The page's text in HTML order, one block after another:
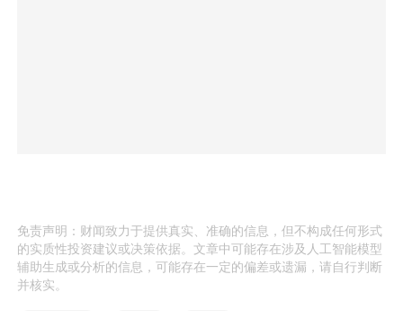
免责声明：财闻致力于提供真实、准确的信息，但不构成任何形式
的实质性投资建议或决策依据。文章中可能存在涉及人工智能模型
辅助生成或分析的信息，可能存在一定的偏差或遗漏，请自行判断
并核实。